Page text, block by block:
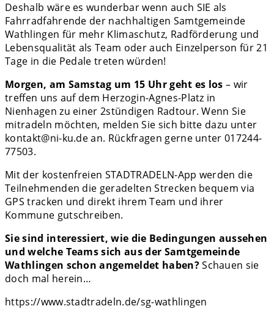
Deshalb wäre es wunderbar wenn auch SIE als
Fahrradfahrende der nachhaltigen Samtgemeinde
Wathlingen für mehr Klimaschutz, Radförderung und
Lebensqualität als Team oder auch Einzelperson für 21
Tage in die Pedale treten würden!
Morgen, am Samstag um 15 Uhr geht es los – wir
treffen uns auf dem Herzogin-Agnes-Platz in
Nienhagen zu einer 2stündigen Radtour. Wenn Sie
mitradeln möchten, melden Sie sich bitte dazu unter
kontakt@ni-ku.de an. Rückfragen gerne unter 017244-
77503.
Mit der kostenfreien STADTRADELN-App werden die
Teilnehmenden die geradelten Strecken bequem via
GPS tracken und direkt ihrem Team und ihrer
Kommune gutschreiben.
Sie sind interessiert, wie die Bedingungen aussehen
und welche Teams sich aus der Samtgemeinde
Wathlingen schon angemeldet haben?Schauen sie
doch mal herein…
https://www.stadtradeln.de/sg-wathlingen